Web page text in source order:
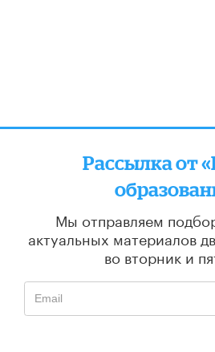
Рассылка от
Мы отправляем
актуальных материалов
во вторник и